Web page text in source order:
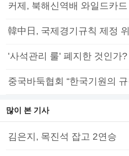
커제, 북해신역배 와일드카드
韓中日, 국제경기규칙 제정
'사석관리 룰' 폐지한 것인가
중국바둑협회 “한국기원의
많이 본 기사
김은지, 목진석 잡고 2연승